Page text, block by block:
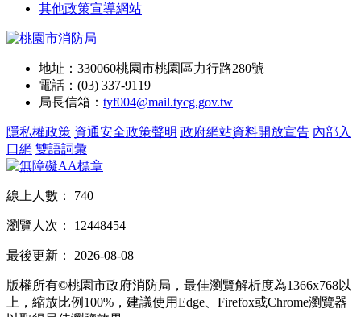
其他政策宣導網站
地址：330060桃園市桃園區力行路280號
電話：(03) 337-9119
局長信箱： tyf004@mail.tycg.gov.tw
隱私權政策 資通安全政策聲明 政府網站資料開放宣告 內部入
口網 雙語詞彙
線上人數： 740
瀏覽人次： 12448454
最後更新： 2026-08-08
版權所有©桃園市政府消防局，最佳瀏覽解析度為1366x768以
上，縮放比例100%，建議使用Edge、Firefox或Chrome瀏覽器